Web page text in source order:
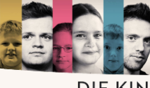
Die
Kinder
der